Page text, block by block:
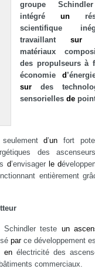
groupe
intégré un
scientifique
travaillant sur
matériaux
des propulseurs à
économie d
sur des
sensorielles de
d’un fort
des
d’envisager le d
entièrement
teste un
parce développement
en électricité des
commerciaux.